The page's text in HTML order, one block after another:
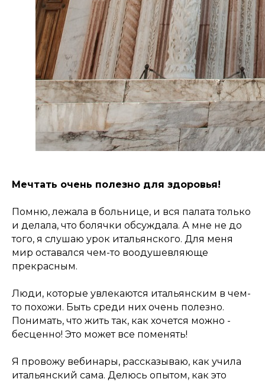
Мечтать очень полезно для здоровья!
Помню, лежала в больнице, и вся палата только
и делала, что болячки обсуждала. А мне не до
того, я слушаю урок итальянского. Для меня
мир оставался чем-то воодушевляюще
прекрасным.
Люди, которые увлекаются итальянским в чем-
то похожи. Быть среди них очень полезно.
Понимать, что жить так, как хочется можно -
бесценно! Это может все поменять!
Я провожу вебинары, рассказываю, как учила
итальянский сама. Делюсь опытом, как это